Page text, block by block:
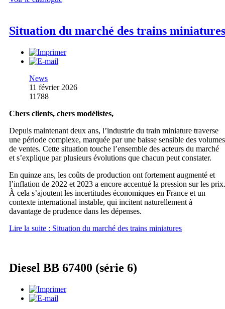
Situation du marché des trains miniatures
News
11 février 2026
11788
Chers clients, chers modélistes,
Depuis maintenant deux ans, l’industrie du train miniature traverse
une période complexe, marquée par une baisse sensible des volumes
de ventes. Cette situation touche l’ensemble des acteurs du marché
et s’explique par plusieurs évolutions que chacun peut constater.
En quinze ans, les coûts de production ont fortement augmenté et
l’inflation de 2022 et 2023 a encore accentué la pression sur les prix.
À cela s’ajoutent les incertitudes économiques en France et un
contexte international instable, qui incitent naturellement à
davantage de prudence dans les dépenses.
Lire la suite : Situation du marché des trains miniatures
Diesel BB 67400 (série 6)